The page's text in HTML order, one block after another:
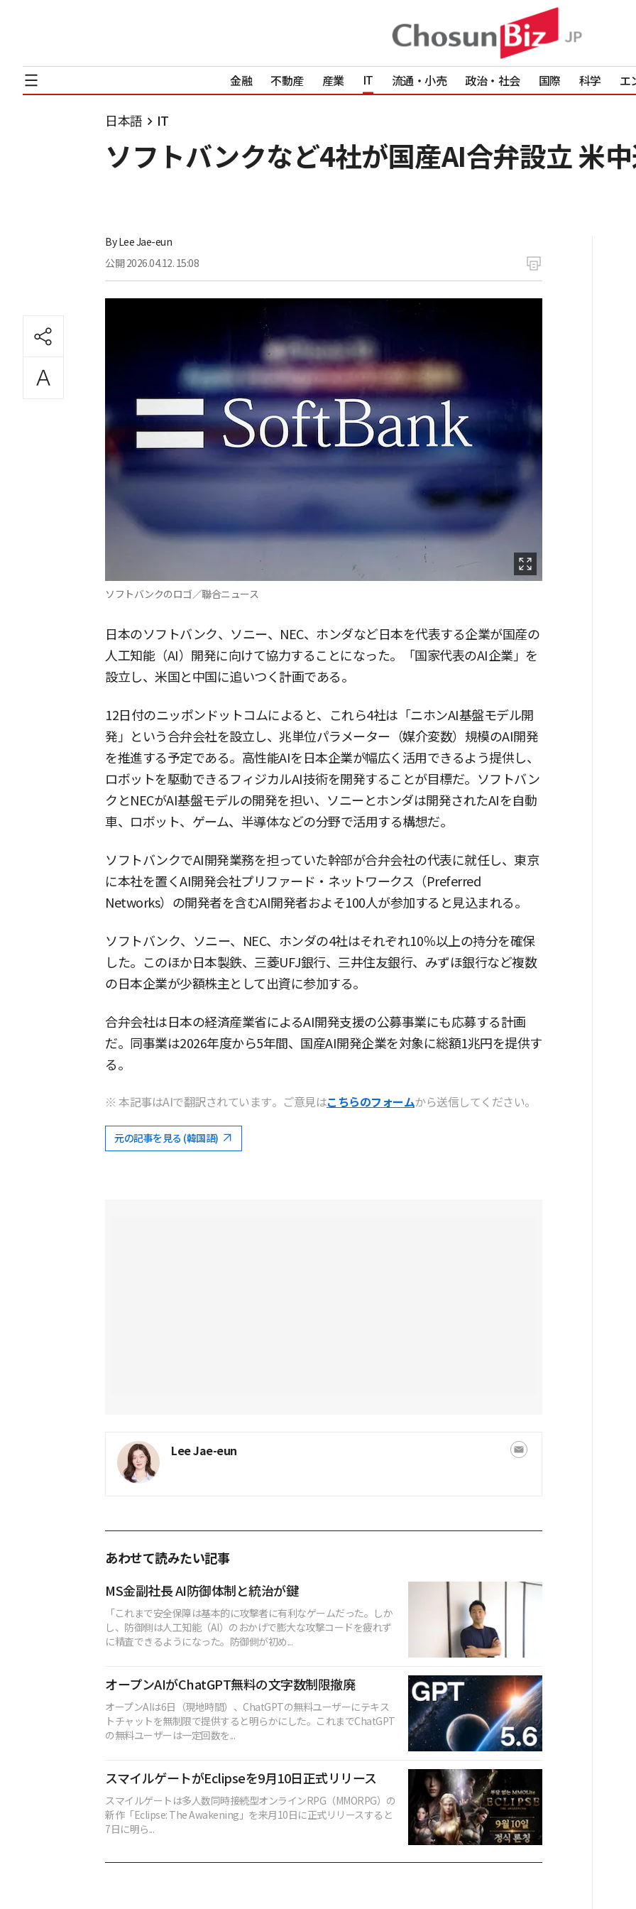
金融 不動産 産業 IT 流通・小売 政治・社会 国際 科学 エ
日本語 IT
ソフトバンクなど4社が国産AI合弁設立 米
ByLee Jae-eun
公開 2026.04.12. 15:08
ソフトバンクのロゴ／聯合ニュース
日本のソフトバンク、ソニー、NEC、ホンダなど日本を代表する企業が国産の
人工知能（AI）開発に向けて協力することになった。「国家代表のAI企業」を
設立し、米国と中国に追いつく計画である。
12日付のニッポンドットコムによると、これら4社は「ニホンAI基盤モデル開
発」という合弁会社を設立し、兆単位パラメーター（媒介変数）規模のAI開発
を推進する予定である。高性能AIを日本企業が幅広く活用できるよう提供し、
ロボットを駆動できるフィジカルAI技術を開発することが目標だ。ソフトバン
クとNECがAI基盤モデルの開発を担い、ソニーとホンダは開発されたAIを自動
車、ロボット、ゲーム、半導体などの分野で活用する構想だ。
ソフトバンクでAI開発業務を担っていた幹部が合弁会社の代表に就任し、東京
に本社を置くAI開発会社プリファード・ネットワークス（Preferred
Networks）の開発者を含むAI開発者およそ100人が参加すると見込まれる。
ソフトバンク、ソニー、NEC、ホンダの4社はそれぞれ10％以上の持分を確保
した。このほか日本製鉄、三菱UFJ銀行、三井住友銀行、みずほ銀行など複数
の日本企業が少額株主として出資に参加する。
合弁会社は日本の経済産業省によるAI開発支援の公募事業にも応募する計画
だ。同事業は2026年度から5年間、国産AI開発企業を対象に総額1兆円を提供す
る。
※ 本記事はAIで翻訳されています。ご意見はこちらのフォームから送信してください。
元の記事を見る (韓国語)
Lee Jae-eun
あわせて読みたい記事
MS金副社長 AI防御体制と統治が鍵
「これまで安全保障は基本的に攻撃者に有利なゲームだった。しか
し、防御側は人工知能（AI）のおかげで膨大な攻撃コードを疲れず
に精査できるようになった。防御側が初め...
オープンAIがChatGPT無料の文字数制限撤廃
オープンAIは6日（現地時間）、ChatGPTの無料ユーザーにテキス
トチャットを無制限で提供すると明らかにした。これまでChatGPT
の無料ユーザーは一定回数を...
スマイルゲートがEclipseを9月10日正式リリース
スマイルゲートは多人数同時接続型オンラインRPG（MMORPG）の
新作「Eclipse: The Awakening」を来月10日に正式リリースすると
7日に明ら...